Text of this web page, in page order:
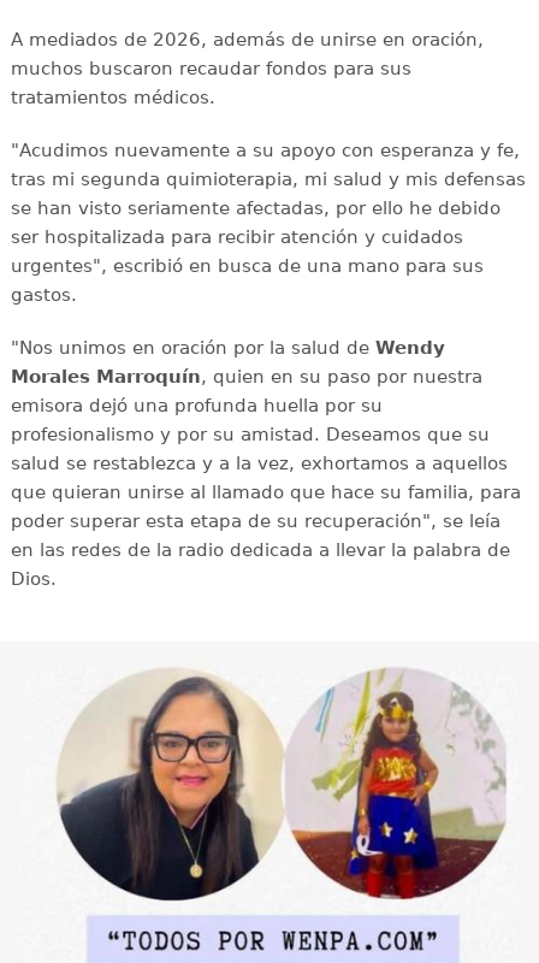
A mediados de 2026, además de unirse en oración,
muchos buscaron recaudar fondos para sus
tratamientos médicos.
"Acudimos nuevamente a su apoyo con esperanza y fe,
tras mi segunda quimioterapia, mi salud y mis defensas
se han visto seriamente afectadas, por ello he debido
ser hospitalizada para recibir atención y cuidados
urgentes", escribió en busca de una mano para sus
gastos.
"Nos unimos en oración por la salud de Wendy
Morales Marroquín, quien en su paso por nuestra
emisora dejó una profunda huella por su
profesionalismo y por su amistad. Deseamos que su
salud se restablezca y a la vez, exhortamos a aquellos
que quieran unirse al llamado que hace su familia, para
poder superar esta etapa de su recuperación", se leía
en las redes de la radio dedicada a llevar la palabra de
Dios.